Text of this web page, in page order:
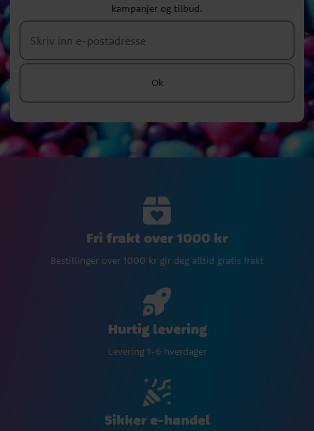
kampanjer og tilbud.
Ok
Fri frakt over 1000 kr
Bestillinger over 1000 kr gir deg alltid gratis frakt
Hurtig levering
Levering 1-6 hverdager
Sikker e-handel